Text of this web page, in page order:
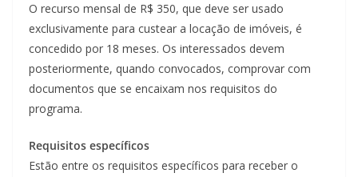
O recurso mensal de R$ 350, que deve ser usado
exclusivamente para custear a locação de imóveis, é
concedido por 18 meses. Os interessados devem
posteriormente, quando convocados, comprovar com
documentos que se encaixam nos requisitos do
programa.
Requisitos específicos
Estão entre os requisitos específicos para receber o